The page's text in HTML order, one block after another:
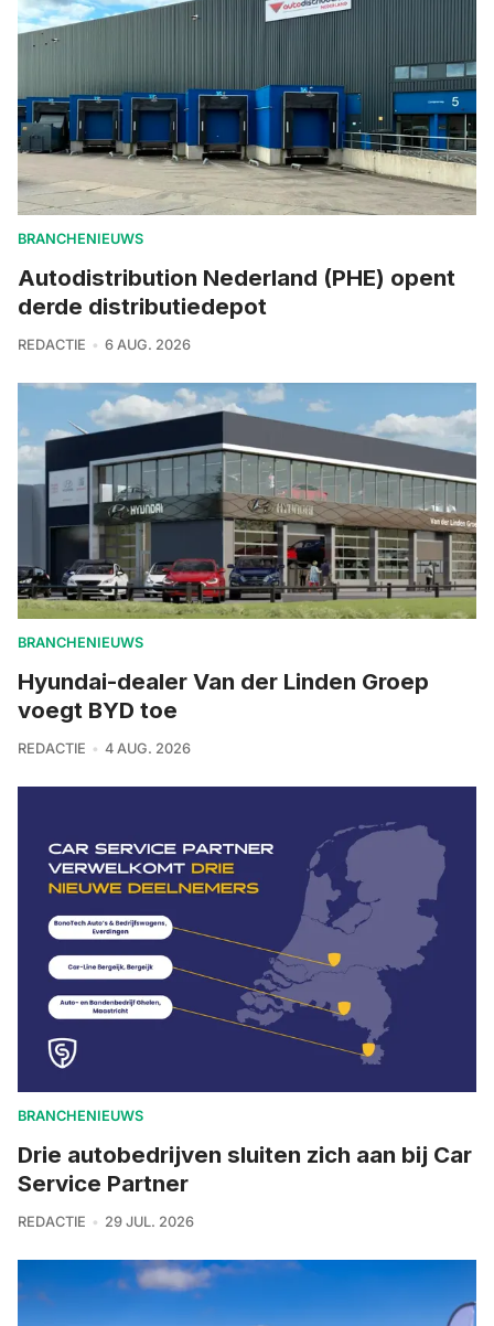
BRANCHENIEUWS
Autodistribution Nederland (PHE) opent
derde distributiedepot
REDACTIE 6 AUG. 2026
BRANCHENIEUWS
Hyundai-dealer Van der Linden Groep
voegt BYD toe
REDACTIE 4 AUG. 2026
BRANCHENIEUWS
Drie autobedrijven sluiten zich aan bij Car
Service Partner
REDACTIE 29 JUL. 2026